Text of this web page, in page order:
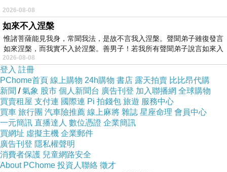
2026-08-08
如來不入涅槃
惟諸菩薩能見我身，常聞我法，是故不言我入涅槃。聲聞弟子雖復發言
如來涅槃，而我實不入於涅槃。善男子！若我所有聲聞弟子說言如來入
2026-08-08
登入 註冊
PChome首頁 線上購物 24h購物 書店 露天拍賣 比比昂代購
新聞 /氣象 股市 個人新聞台 廣告刊登 加入聯播網 全球購物
買賣租屋 支付連 國際連 Pi 拍錢包 旅遊 服務中心
買車 旅行團 汽車險推薦 線上麻將 雜誌 星座命理 會員中心
一元簡訊 直播達人 數位憑證 企業簡訊
買網址 虛擬主機 企業郵件
廣告刊登 隱私權聲明
消費者保護 兒童網路安全
About PChome 投資人聯絡 徵才